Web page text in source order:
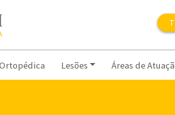
Lesões Áreas de